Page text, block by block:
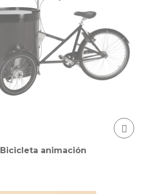
Bicicleta animación